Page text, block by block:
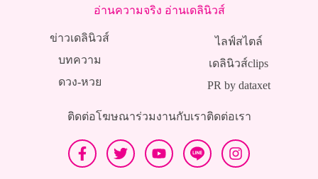
อ่านความจริง อ่านเดลินิวส์
ข่าวเดลินิวส์
บทความ
ดวง-หวย
ไลฟ์สไตล์
เดลินิวส์clips
PR by dataxet
ติดต่อโฆษณาร่วมงานกับเราติดต่อเรา